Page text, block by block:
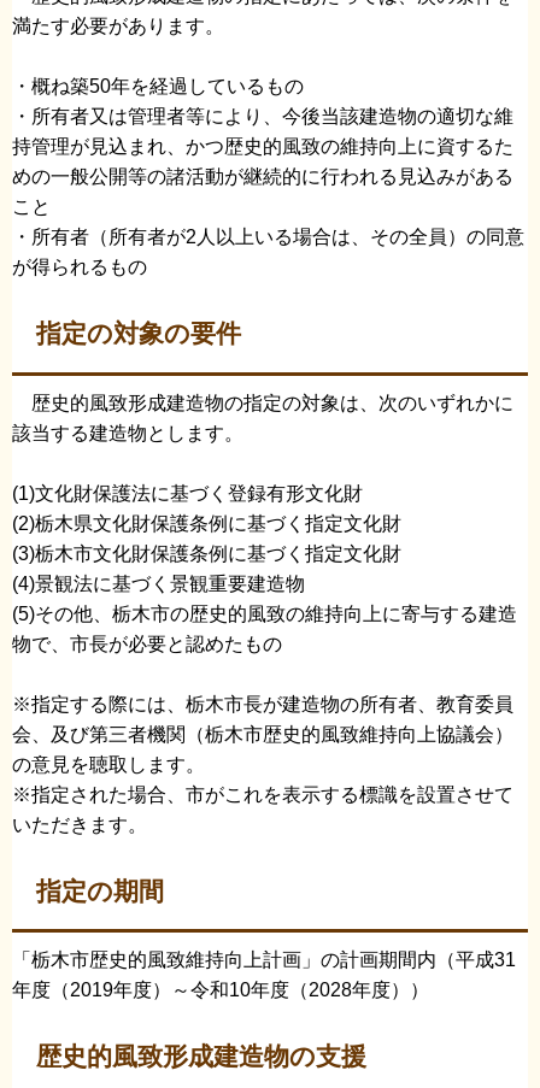
満たす必要があります。
・概ね築50年を経過しているもの
・所有者又は管理者等により、今後当該建造物の適切な維
持管理が見込まれ、かつ歴史的風致の維持向上に資するた
めの一般公開等の諸活動が継続的に行われる見込みがある
こと
・所有者（所有者が2人以上いる場合は、その全員）の同意
が得られるもの
指定の対象の要件
歴史的風致形成建造物の指定の対象は、次のいずれかに
該当する建造物とします。
(1)文化財保護法に基づく登録有形文化財
(2)栃木県文化財保護条例に基づく指定文化財
(3)栃木市文化財保護条例に基づく指定文化財
(4)景観法に基づく景観重要建造物
(5)その他、栃木市の歴史的風致の維持向上に寄与する建造
物で、市長が必要と認めたもの
※指定する際には、栃木市長が建造物の所有者、教育委員
会、及び第三者機関（栃木市歴史的風致維持向上協議会）
の意見を聴取します。
※指定された場合、市がこれを表示する標識を設置させて
いただきます。
指定の期間
「栃木市歴史的風致維持向上計画」の計画期間内（平成31
年度（2019年度）～令和10年度（2028年度））
歴史的風致形成建造物の支援